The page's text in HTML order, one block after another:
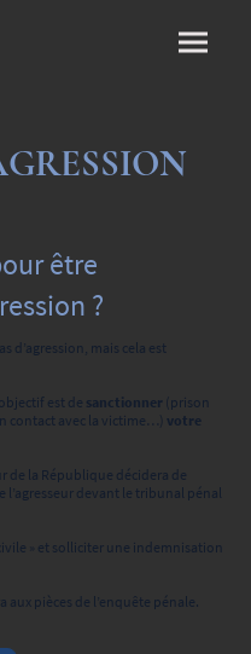
être
?
d’agression, mais cela est
est de sanctionner (prison
contact avec la victime…) votre
de la République décidera de
devant le tribunal pénal
» et solliciter une indemnisation
aux pièces de l’enquête pénale.